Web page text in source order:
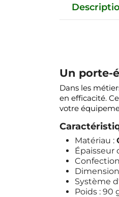
Un porte-
Dans les
en efficacité.
votre
Matériau :
Épaisseur
Système
Poids : 90